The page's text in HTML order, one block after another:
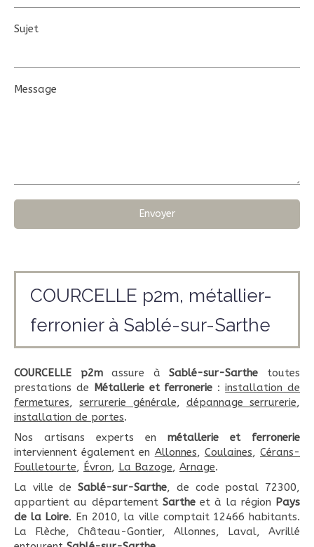
Sujet
Message
Envoyer
COURCELLE p2m, métallier-
ferronier à Sablé-sur-Sarthe
COURCELLE p2massure àSablé-sur-Sarthe toutes
prestations de Métallerie et ferronerie :installation de
fermetures,serrurerie générale, dépannage serrurerie,
installation de portes.
Nos artisans experts en métallerie et ferronerie
interviennent également en Allonnes, Coulaines,Cérans-
Foulletourte, Évron, La Bazoge, Arnage.
La ville deSablé-sur-Sarthe, de code postal 72300,
appartient au département Sartheet à la région Pays
de la Loire. En 2010, la ville comptait 12466 habitants.
La Flèche, Château-Gontier, Allonnes, Laval, Avrillé